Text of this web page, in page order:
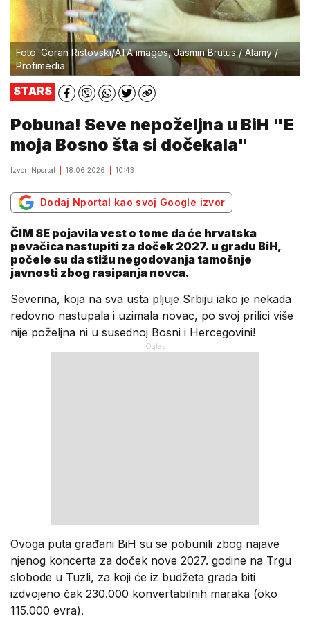
Foto: Goran Ristovski/ATA images, Jasmin Brutus / Alamy /
Profimedia
STARS
Pobuna! Seve nepoželjna u BiH "E
moja Bosno šta si dočekala"
Izvor: Nportal 18.06.2026 10:43
Dodaj Nportal kao svoj Google izvor
ČIM SE pojavila vest o tome da će hrvatska
pevačica nastupiti za doček 2027. u gradu BiH,
počele su da stižu negodovanja tamošnje
javnosti zbog rasipanja novca.
Severina, koja na sva usta pljuje Srbiju iako je nekada
redovno nastupala i uzimala novac, po svoj prilici više
nije poželjna ni u susednoj Bosni i Hercegovini!
Ovoga puta građani BiH su se pobunili zbog najave
njenog koncerta za doček nove 2027. godine na Trgu
slobode u Tuzli, za koji će iz budžeta grada biti
izdvojeno čak 230.000 konvertabilnih maraka (oko
115.000 evra).